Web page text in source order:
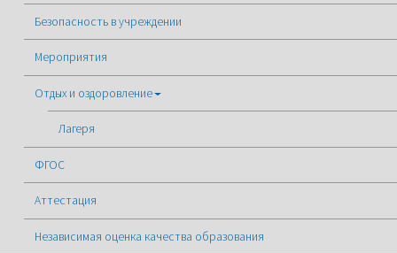
Безопасность в учреждении
Мероприятия
Отдых и оздоровление
Лагеря
ФГОС
Аттестация
Независимая оценка качества образования